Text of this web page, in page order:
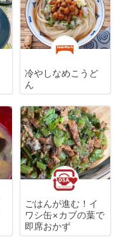
冷やしなめこうど
ん
ごはんが進む！イ
ワシ缶×カブの葉で
即席おかず